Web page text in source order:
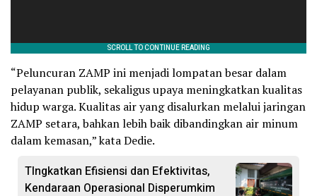
“Peluncuran ZAMP ini menjadi lompatan besar dalam
pelayanan publik, sekaligus upaya meningkatkan kualitas
hidup warga. Kualitas air yang disalurkan melalui jaringan
ZAMP setara, bahkan lebih baik dibandingkan air minum
dalam kemasan,” kata Dedie.
TIngkatkan Efisiensi dan Efektivitas,
Kendaraan Operasional Disperumkim